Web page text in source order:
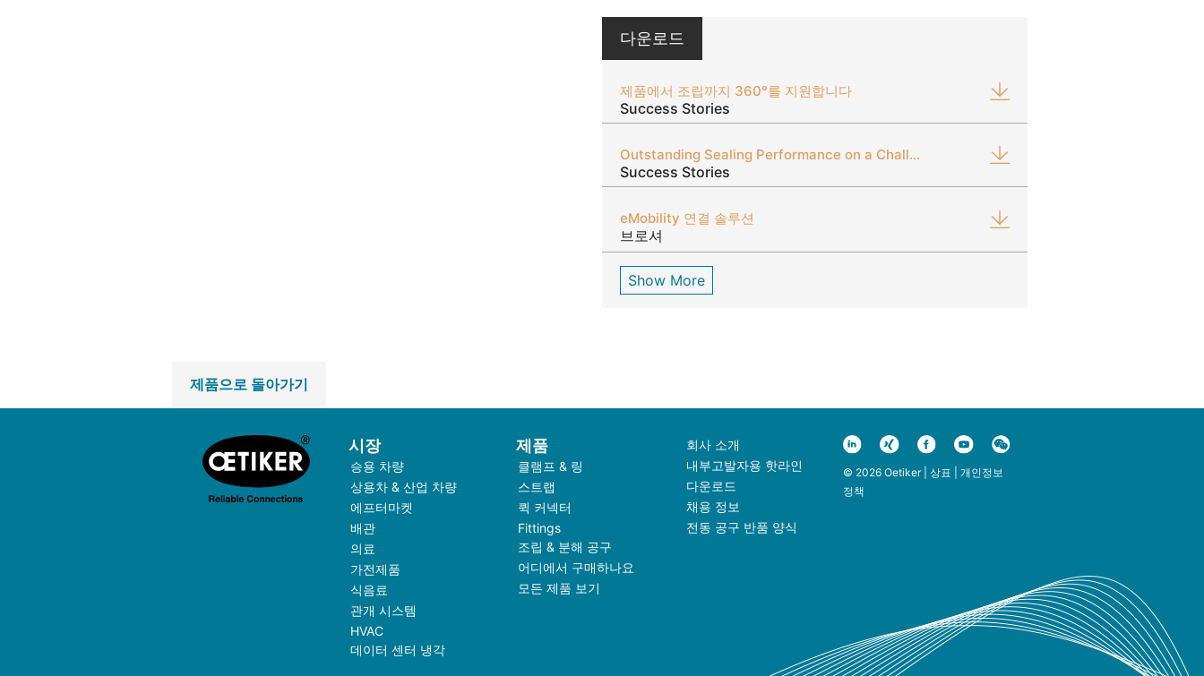
다운로드
제품에서 조립까지 360°를 지원합니다
Success Stories
Outstanding Sealing Performance on a Challenging Material
Success Stories
eMobility 연결 솔루션
브로셔
Show More
제품으로 돌아가기
시장
승용 차량
상용차 & 산업 차량
에프터마켓
배관
의료
가전제품
식음료
관개 시스템
HVAC
데이터 센터 냉각
제품
클램프 & 링
스트랩
퀵 커넥터
Fittings
조립 & 분해 공구
어디에서 구매하나요
모든 제품 보기
회사 소개
내부고발자용 핫라인
다운로드
채용 정보
전동 공구 반품 양식
© 2026 Oetiker | 상표
개인정보
정책